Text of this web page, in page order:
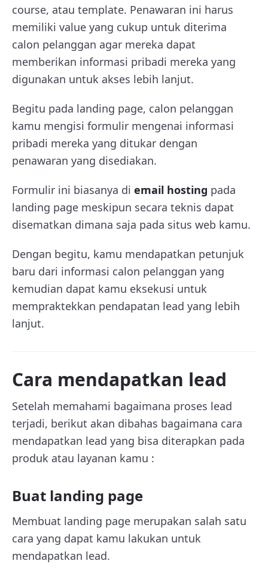
course, atau template. Penawaran ini harus
memiliki value yang cukup untuk diterima
calon pelanggan agar mereka dapat
memberikan informasi pribadi mereka yang
digunakan untuk akses lebih lanjut.
Begitu pada landing page, calon pelanggan
kamu mengisi formulir mengenai informasi
pribadi mereka yang ditukar dengan
penawaran yang disediakan.
Formulir ini biasanya di email hosting pada
landing page meskipun secara teknis dapat
disematkan dimana saja pada situs web kamu.
Dengan begitu, kamu mendapatkan petunjuk
baru dari informasi calon pelanggan yang
kemudian dapat kamu eksekusi untuk
mempraktekkan pendapatan lead yang lebih
lanjut.
Cara mendapatkan lead
Setelah memahami bagaimana proses lead
terjadi, berikut akan dibahas bagaimana cara
mendapatkan lead yang bisa diterapkan pada
produk atau layanan kamu :
Buat landing page
Membuat landing page merupakan salah satu
cara yang dapat kamu lakukan untuk
mendapatkan lead.